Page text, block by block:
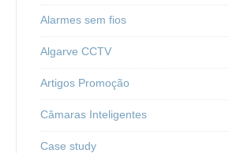
Alarmes sem fios
Algarve CCTV
Artigos Promoção
Câmaras Inteligentes
Case study